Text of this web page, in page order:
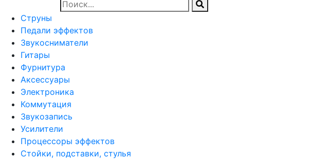
Струны
Педали эффектов
Звукосниматели
Гитары
Фурнитура
Аксессуары
Электроника
Коммутация
Звукозапись
Усилители
Процессоры эффектов
Стойки, подставки, стулья